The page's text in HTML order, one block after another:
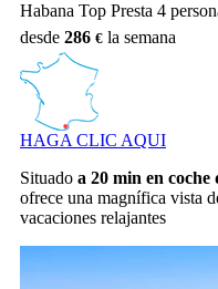
Habana Top Presta 4
desde 286 la semana
HAGA CLIC AQUI
Situado a 20 min en coche
ofrece una magnífica vista
vacaciones relajantes